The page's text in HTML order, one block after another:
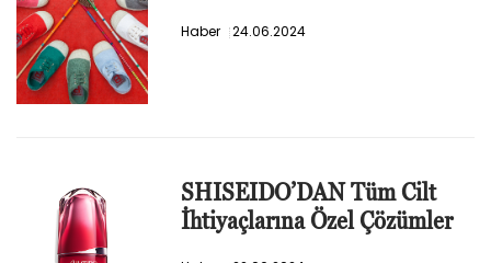
Haber 24.06.2024
SHISEIDO’DAN Tüm Cilt
İhtiyaçlarına Özel Çözümler